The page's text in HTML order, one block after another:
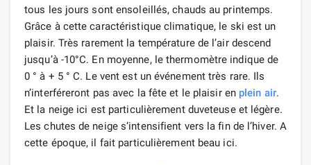
tous les jours sont ensoleillés, chauds au printemps.
Grâce à cette caractéristique climatique, le ski est un
plaisir. Très rarement la température de l’air descend
jusqu’à -10°C. En moyenne, le thermomètre indique de
0 ° à + 5 ° С. Le vent est un événement très rare. Ils
n’interféreront pas avec la fête et le plaisir en plein air.
Et la neige ici est particulièrement duveteuse et légère.
Les chutes de neige s’intensifient vers la fin de l’hiver. A
cette époque, il fait particulièrement beau ici.